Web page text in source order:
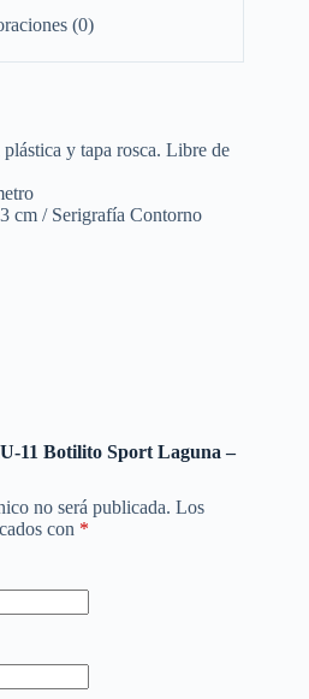
(0)
y tapa rosca. Libre de
cm / Serigrafía Contorno
11 Botilito Sport Laguna –
no será publicada. Los
con *